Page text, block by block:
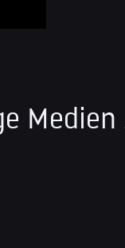
Medien